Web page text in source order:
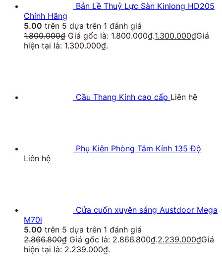
Bản Lề Thuỷ Lực Sàn Kinlong HD205
Chính Hãng
5.00 trên 5 dựa trên 1 đánh giá
1.800.000₫ Giá gốc là: 1.800.000₫.1.300.000₫Giá
hiện tại là: 1.300.000₫.
Cầu Thang Kính cao cấp Liên hệ
Phụ Kiện Phòng Tắm Kính 135 Độ
Liên hệ
Cửa cuốn xuyên sáng Austdoor Mega
M70i
5.00 trên 5 dựa trên 1 đánh giá
2.866.800₫ Giá gốc là: 2.866.800₫.2.239.000₫Giá
hiện tại là: 2.239.000₫.